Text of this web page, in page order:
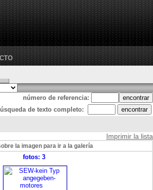
número de referencia:
de texto completo:
Imprimir la lista
la imagen para ir a la galería
fotos: 3